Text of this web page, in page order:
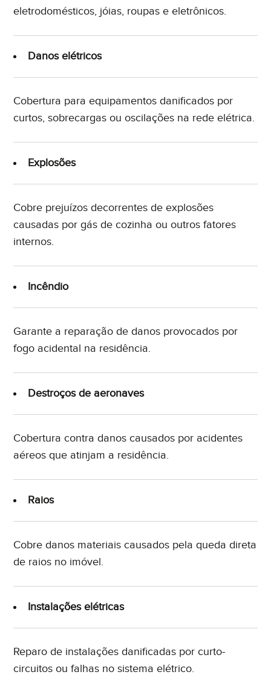
eletrodomésticos, jóias, roupas e eletrônicos.
Danos elétricos
Cobertura para equipamentos danificados por
curtos, sobrecargas ou oscilações na rede elétrica.
Explosões
Cobre prejuízos decorrentes de explosões
causadas por gás de cozinha ou outros fatores
internos.
Incêndio
Garante a reparação de danos provocados por
fogo acidental na residência.
Destroços de aeronaves
Cobertura contra danos causados por acidentes
aéreos que atinjam a residência.
Raios
Cobre danos materiais causados pela queda direta
de raios no imóvel.
Instalações elétricas
Reparo de instalações danificadas por curto-
circuitos ou falhas no sistema elétrico.